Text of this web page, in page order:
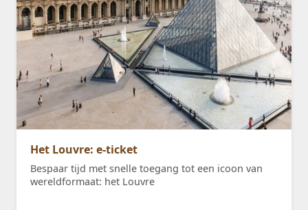
Het Louvre: e-ticket
Bespaar tijd met snelle toegang tot een icoon van
wereldformaat: het Louvre